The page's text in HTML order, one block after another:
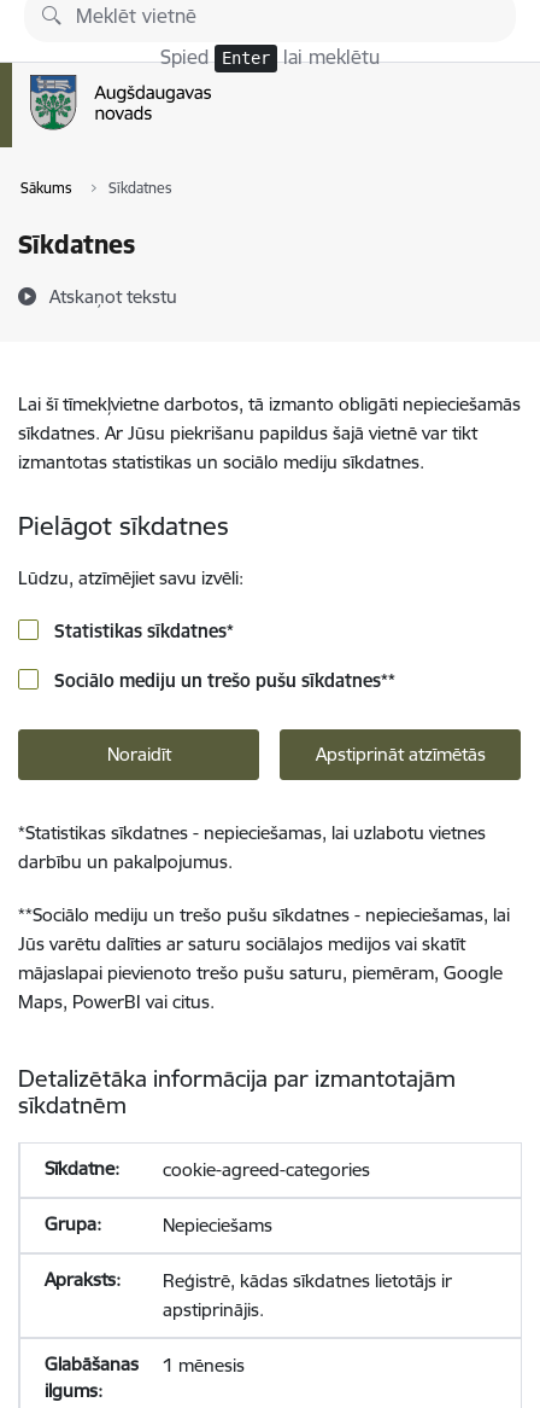
Pāriet uz lapas saturu
Spied Enter lai meklētu
Sākums Sīkdatnes
Sīkdatnes
Atskaņot tekstu
Lai šī tīmekļvietne darbotos, tā izmanto obligāti nepieciešamās
sīkdatnes. Ar Jūsu piekrišanu papildus šajā vietnē var tikt
izmantotas statistikas un sociālo mediju sīkdatnes.
Pielāgot sīkdatnes
Lūdzu, atzīmējiet savu izvēli:
Statistikas sīkdatnes*
Sociālo mediju un trešo pušu sīkdatnes**
Noraidīt Apstiprināt atzīmētās
*Statistikas sīkdatnes - nepieciešamas, lai uzlabotu vietnes
darbību un pakalpojumus.
**Sociālo mediju un trešo pušu sīkdatnes - nepieciešamas, lai
Jūs varētu dalīties ar saturu sociālajos medijos vai skatīt
mājaslapai pievienoto trešo pušu saturu, piemēram, Google
Maps, PowerBI vai citus.
Detalizētāka informācija par izmantotajām
sīkdatnēm
cookie-agreed-categories
Nepieciešams
Reģistrē, kādas sīkdatnes lietotājs ir
apstiprinājis.
1 mēnesis